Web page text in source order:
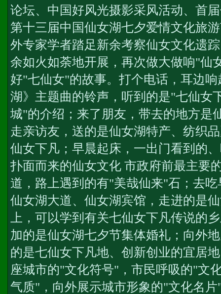
论坛、中国好风光摄影采风活动、首
第十三届中国仙女湖七夕爱情文化旅
外专家学者踏足新余考察仙女文化遗
余如火如荼地开展，再次做大做响"仙
好"七仙女"的故事。打个电话，耳边
湖》主题曲的铃声，听到的是"七仙女
城"的介绍；来了朋友，带去的地方是
走亲访友，送的是仙女湖特产、纺织
仙女下凡；早晨起床，一出门看到的
扑面而来的仙女文化 市政府前最主要
道，路上遇到的有"美哉仙来"石；去
仙女湖大道、仙女湖宾馆，走进的是
上，可以学到有关七仙女下凡传说的
加的是仙女湖七夕节集体婚礼；向外
的是七仙女下凡地、创新创业的宜居
座城市的"文化符号"，市民呼吸的"文
气质"，向外展示城市形象的"文化名